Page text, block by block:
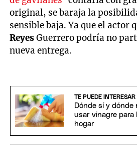
original, se baraja la
sensible baja. Ya que el actor
ReyesGuerrero podría no
nueva entrega.
TE PUEDE INTERESAR
Dónde sí y dónde
usar vinagre para
hogar